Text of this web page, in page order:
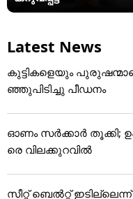
Latest News
കുട്ടികളെയും
ഞ്ഞുപിടിച്ചു പീഡനം
ഓണം സര്‍ക്കാര്‍ തൂക്കി;
രെ വിലക്കുറവില്‍
സീറ്റ് ബെൽറ്റ് ഇടില്ലെന്ന്